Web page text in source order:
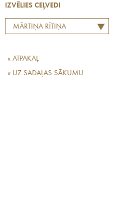
IZVĒLIES CEĻVEDI
MĀRTIŅA RĪTIŅA
« ATPAKAĻ
« UZ SADAĻAS SĀKUMU